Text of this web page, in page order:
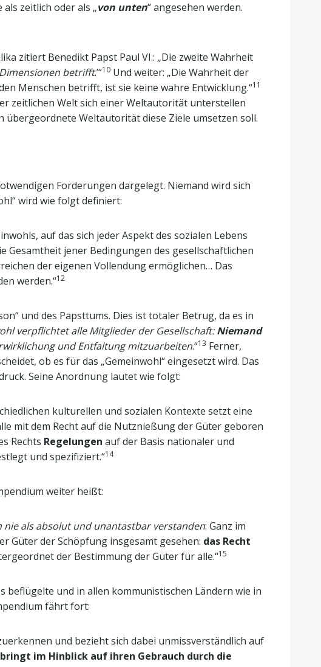
zeitlich oder als „von unten“ angesehen werden.
zitiert Benedikt Papst Paul VI.: „Die zweite Wahrheit
betrifft.’“10 Und weiter: „Die Wahrheit der
Menschen betrifft, ist sie keine wahre Entwicklung.“11
zeitlichen Welt sich einer Weltautorität unterstellen
übergeordnete Weltautorität diese Ziele umsetzen soll.
Forderungen dargelegt. Niemand wird sich
wird wie folgt definiert:
auf das sich jeder Aspekt des sozialen Lebens
Gesamtheit jener Bedingungen des gesellschaftlichen
der eigenen Vollendung ermöglichen… Das
werden.“12
und des Papsttums. Dies ist totaler Betrug, da es in
verpflichtet alle Mitglieder der Gesellschaft:Niemand
und Entfaltung mitzuarbeiten.“13 Ferner,
ob es für das „Gemeinwohl“ eingesetzt wird. Das
Seine Anordnung lautet wie folgt:
kulturellen und sozialen Kontexte setzt eine
mit dem Recht auf die Nutznießung der Güter geboren
Rechts Regelungen auf der Basis nationaler und
und spezifiziert.“14
weiter heißt:
als absolut und unantastbar verstanden: Ganz im
Güter der Schöpfung insgesamt gesehen: das Recht
der Bestimmung der Güter für alle.“15
beflügelte und in allen kommunistischen Ländern wie in
fährt fort:
und bezieht sich dabei unmissverständlich auf
im Hinblick auf ihren Gebrauch durch die